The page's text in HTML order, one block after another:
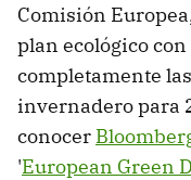
Comisión
plan ecológico
completamente
invernadero para
conocer
'European Green